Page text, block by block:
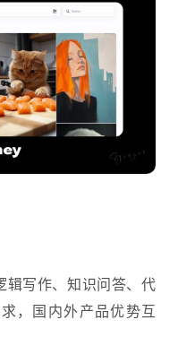
辑写作、知识问答、代
，国内外产品优势互